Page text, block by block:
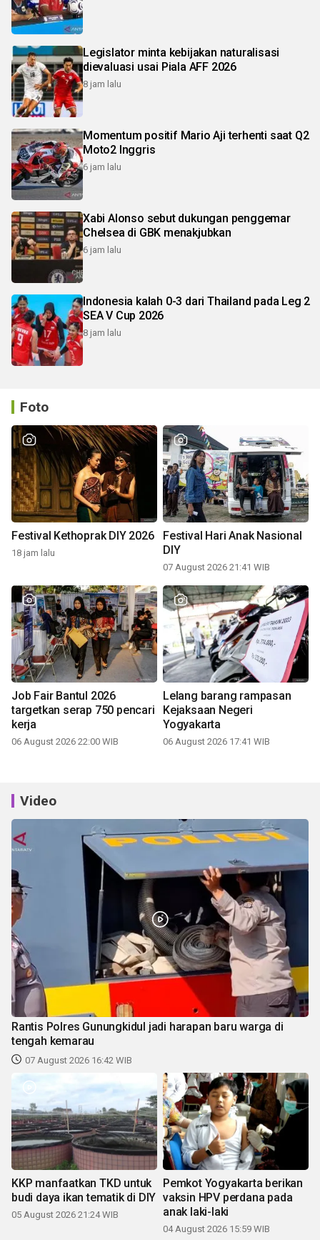
Legislator minta kebijakan naturalisasi
dievaluasi usai Piala AFF 2026
8 jam lalu
Momentum positif Mario Aji terhenti saat Q2
Moto2 Inggris
6 jam lalu
Xabi Alonso sebut dukungan penggemar
Chelsea di GBK menakjubkan
6 jam lalu
Indonesia kalah 0-3 dari Thailand pada Leg 2
SEA V Cup 2026
8 jam lalu
Foto
Festival Kethoprak DIY 2026
18 jam lalu
Festival Hari Anak Nasional
DIY
07 August 2026 21:41 WIB
Job Fair Bantul 2026
targetkan serap 750 pencari
kerja
06 August 2026 22:00 WIB
Lelang barang rampasan
Kejaksaan Negeri
Yogyakarta
06 August 2026 17:41 WIB
Video
Rantis Polres Gunungkidul jadi harapan baru warga di
tengah kemarau
07 August 2026 16:42 WIB
KKP manfaatkan TKD untuk
budi daya ikan tematik di DIY
05 August 2026 21:24 WIB
Pemkot Yogyakarta berikan
vaksin HPV perdana pada
anak laki-laki
04 August 2026 15:59 WIB